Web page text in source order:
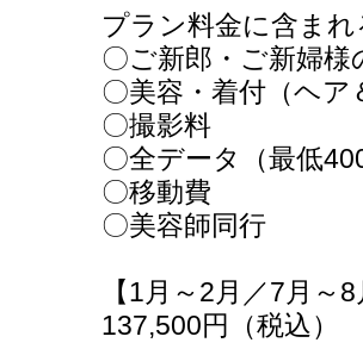
プラン料金に含まれ
〇ご新郎・ご新婦様
〇美容・着付（ヘ
〇撮影料
〇全データ（最低
〇移動費
〇美容師同行
【1月～2月／7月～8
137,500円（税込）